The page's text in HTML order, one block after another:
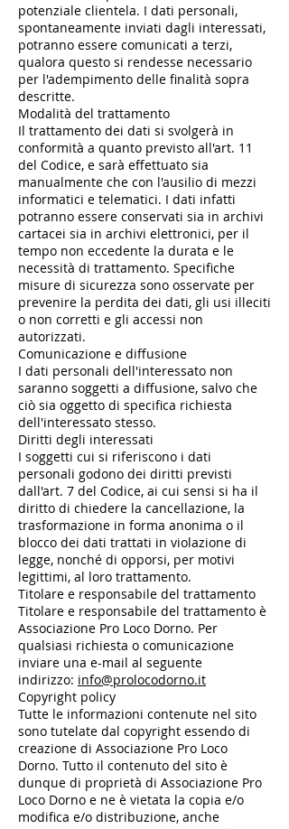
potenziale clientela. I dati personali,
spontaneamente inviati dagli interessati,
potranno essere comunicati a terzi,
qualora questo si rendesse necessario
per l'adempimento delle finalità sopra
descritte.
Modalità del trattamento
Il trattamento dei dati si svolgerà in
conformità a quanto previsto all'art. 11
del Codice, e sarà effettuato sia
manualmente che con l'ausilio di mezzi
informatici e telematici. I dati infatti
potranno essere conservati sia in archivi
cartacei sia in archivi elettronici, per il
tempo non eccedente la durata e le
necessità di trattamento. Specifiche
misure di sicurezza sono osservate per
prevenire la perdita dei dati, gli usi illeciti
o non corretti e gli accessi non
autorizzati.
Comunicazione e diffusione
I dati personali dell'interessato non
saranno soggetti a diffusione, salvo che
ciò sia oggetto di specifica richiesta
dell'interessato stesso.
Diritti degli interessati
I soggetti cui si riferiscono i dati
personali godono dei diritti previsti
dall'art. 7 del Codice, ai cui sensi si ha il
diritto di chiedere la cancellazione, la
trasformazione in forma anonima o il
blocco dei dati trattati in violazione di
legge, nonché di opporsi, per motivi
legittimi, al loro trattamento.
Titolare e responsabile del trattamento
Titolare e responsabile del trattamento è
Associazione Pro Loco Dorno. Per
qualsiasi richiesta o comunicazione
inviare una e-mail al seguente
indirizzo: info@prolocodorno.it
Copyright policy
Tutte le informazioni contenute nel sito
sono tutelate dal copyright essendo di
creazione di Associazione Pro Loco
Dorno. Tutto il contenuto del sito è
dunque di proprietà di Associazione Pro
Loco Dorno e ne è vietata la copia e/o
modifica e/o distribuzione, anche